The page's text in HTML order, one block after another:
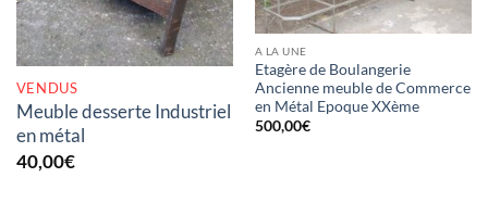
VENDUS
Meuble desserte Industriel
en métal
40,00€
A LA UNE
Etagère de Boulangerie
Ancienne meuble de Commerce
en Métal Epoque XXème
500,00€